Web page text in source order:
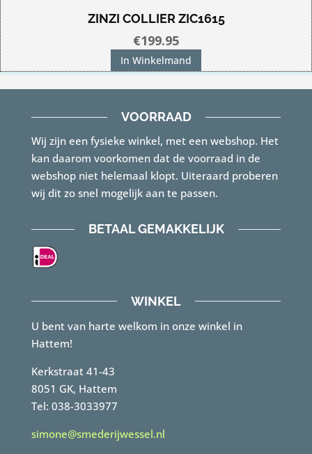
ZINZI COLLIER ZIC1615
€199.95
In Winkelmand
VOORRAAD
Wij zijn een fysieke winkel, met een webshop. Het
kan daarom voorkomen dat de voorraad in de
webshop niet helemaal klopt. Uiteraard proberen
wij dit zo snel mogelijk aan te passen.
BETAAL GEMAKKELIJK
WINKEL
U bent van harte welkom in onze winkel in
Hattem!
Kerkstraat 41-43
8051 GK, Hattem
Tel: 038-3033977
simone@smederijwessel.nl